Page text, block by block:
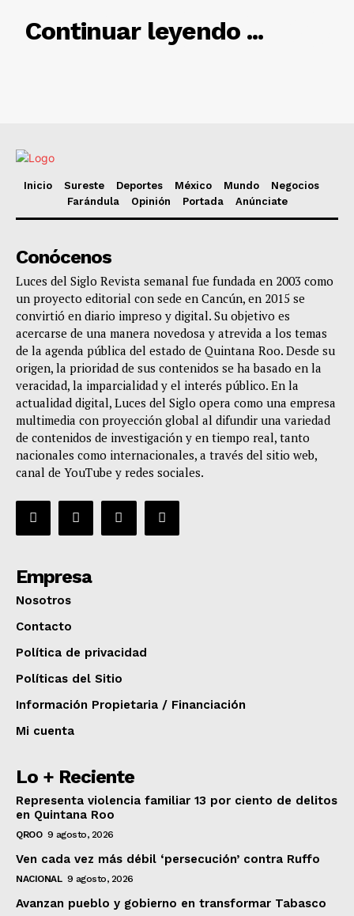
Continuar leyendo ...
RELACIONADO
Inicio Sureste Deportes México Mundo
Negocios
Farándula
Opinión Portada Anúnciate
Conócenos
Luces del Siglo Revista semanal fue fundada en 2003 como
un proyecto editorial con sede en Cancún, en 2015 se
convirtió en diario impreso y digital. Su objetivo es
acercarse de una manera novedosa y atrevida a los temas
de la agenda pública del estado de Quintana Roo. Desde su
origen, la prioridad de sus contenidos se ha basado en la
veracidad, la imparcialidad y el interés público. En la
actualidad digital, Luces del Siglo opera como una empresa
multimedia con proyección global al difundir una variedad
de contenidos de investigación y en tiempo real, tanto
nacionales como internacionales, a través del sitio web,
canal de YouTube y redes sociales.
Empresa
Nosotros
Contacto
Política de privacidad
Políticas del Sitio
Información Propietaria / Financiación
Mi cuenta
Lo + Reciente
Representa violencia familiar 13 por ciento de delitos
en Quintana Roo
QROO 9 agosto, 2026
Ven cada vez más débil ‘persecución’ contra Ruffo
NACIONAL 9 agosto, 2026
Avanzan pueblo y gobierno en transformar Tabasco